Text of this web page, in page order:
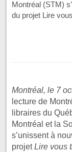
Montréal (STM)
du projet Lire
Montréal, le 7
lecture de
libraires du
Montréal et la
s’unissent à
projetLire vous